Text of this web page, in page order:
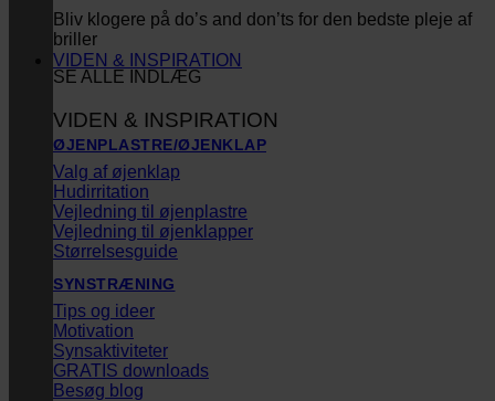
Bliv klogere på do’s and don’ts for den bedste pleje af
briller
SE ALLE INDLÆG
VIDEN & INSPIRATION
VIDEN & INSPIRATION
ØJENPLASTRE/ØJENKLAP
Valg af øjenklap
Hudirritation
Vejledning til øjenplastre
Vejledning til øjenklapper
Størrelsesguide
SYNSTRÆNING
Tips og ideer
Motivation
Synsaktiviteter
GRATIS downloads
Besøg blog